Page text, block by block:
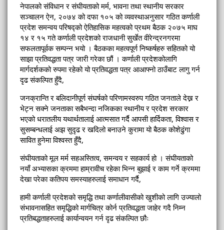
नेपालको संविधान र संघीयताको मर्म, भावना तथा स्थानीय सरकार
सञ्चालन ऐन, २०७४ को दफा १०५ को व्यवस्थाअनुसार गठित कर्णाली
प्रदेश समन्वय परिषद्को ऐतिहासिक महत्वको प्रथम बैठक २०७५ माघ
१४ र १५ गते कर्णाली प्रदेशको राजधानी सुर्खेत वीरेन्द्रनगरमा
सफलतापूर्वक सम्पन्न भयो । बैठकका महत्वपूर्ण निष्कर्षहरु सहितको यो
साझा प्रतिवद्धता पत्र जारी गरेका छौं । कर्णाली प्रदेशकोलागि
मार्गदर्शकको रुपमा रहेको यो प्रतिवद्धता पत्र आआफ्नो ठाउँबाट लागु गर्न
दृढ संकल्पित हुँदै,
जनक्रान्ति र बलिदानीपूर्ण संघर्षको परिणामस्वरुप गठित जनताले देख्न र
भेट्न सक्ने जनताका सबैभन्दा नजिकका स्थानीय र प्रदेश सरकार
भएको धरातलीय यथार्थतालाई आत्मसात गर्दै आपसी हार्दिकता, विश्वास र
सुसम्बन्धलाई अझ सुदृढ र खदिलो बनाउने कुरामा यो बैठक कोशेढुंगा
सावित हुनेमा विश्वस्त हुँदै,
संघीयताको मूल मर्म सहअस्तित्व, समन्वय र सहकार्य हो । संघीयताको
नयाँ अभ्यासका क्रममा हाम्रावीच रहेका भिन्न बुझाई र काम गर्ने क्रममा
देखा परेका कतिपय समस्याहरुलाई समाधान गर्दै,
हामी कर्णाली प्रदेशको समृद्धि तथा कर्णालीवासीको खुशीको लागि उज्यालो
संभावनासहित समृद्धिको मार्गचित्र कोर्न प्रतिवद्धता जाहेर गदै निम्न
प्रतिबद्धताहरुलाई कार्यान्वयन गर्न दृढ संकल्पित छौः